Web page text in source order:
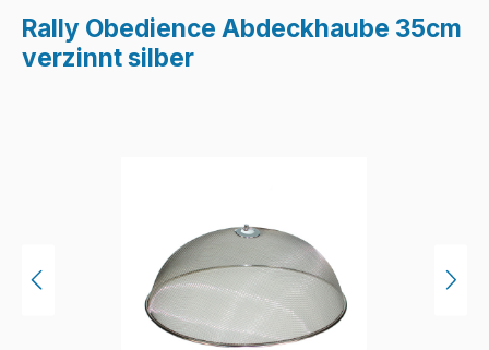
Rally Obedience Abdeckhaube 35cm
verzinnt silber